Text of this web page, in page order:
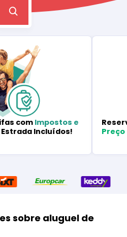
comImpostos e
Estrada Incluídos!
Preço
sobre aluguel de